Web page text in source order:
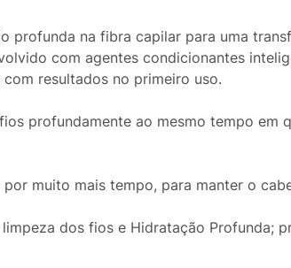
profunda na fibra capilar para uma
com agentes condicionantes
resultados no primeiro uso.
profundamente ao mesmo tempo
muito mais tempo, para manter o
dos fios e Hidratação Profunda;